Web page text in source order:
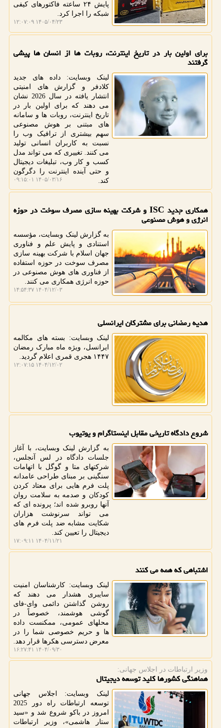
پایش ۲۴ ساعته فاکتورهای کیفی
شبکه را اجرا کرد.
۱۴۰۵/۰۴/۲۳ ۱۲:۰۷:۰۹
برای اولین بار در تاریخ اینترنت، روبات ها از انسان ها پیشی
گرفتند
لینک وبسایت: داده های جدید
کلادفر و گزارش های امنیتی
انتشار یافته در سال 2026 نشان
می دهند که برای اولین بار در
تاریخ اینترنت، روبات ها و سامانه
های مبتنی بر هوش مصنوعی
سهم بیشتری از ترافیک وب را
نسبت به کاربران انسانی تولید
می کنند. تغییری که می تواند مدل
کسب و کار وب، تبلیغات دیجیتال
و حتی آینده اینترنت را دگرگون
کند.
۱۴۰۵/۰۳/۱۶ ۰۹:۱۵:۰۱
همکاری جدید ISC و شرکت بهینه سازی مصرف سوخت در حوزه
انرژی و هوش مصنوعی
به گزارش لینک وبسایت، مؤسسه
استنادی و پایش علم و فناوری
جهان اسلام با شرکت بهینه سازی
مصرف سوخت در حوزه استفاده
از فناوری های هوش مصنوعی در
حوزه انرژی همکاری می کنند.
۱۴۰۴/۱۲/۰۳ ۱۴:۵۴:۳۷
هدیه رمضانی برای مشترکان ایرانسلی
لینک وبسایت: بسته های مکالمه
ایرانسل، ویژه ماه مبارک رمضان
۱۴۴۷ هجری قمری اعلام گردید.
۱۴۰۴/۱۲/۰۲ ۱۲:۰۷:۱۵
شروع دادگاه تاریخی مقابل اینستاگرام و یوتیوب
به گزارش لینک وبسایت، با آغاز
جلسات دادگاه در لس آنجلس،
شرکتهای متا و گوگل با اتهامات
سنگینی بر مبنای طراحی عامدانه
پلت فرم هایی برای معتاد کردن
کودکان و صدمه به سلامت روان
آنها روبرو شده اند؛ پرونده ای که
می تواند سرنوشت هزاران
شکایت مشابه ضد پلت فرم های
دیجیتال را تعیین کند.
۱۴۰۴/۱۱/۲۱ ۱۷:۰۹:۱۱
اشتباهی که همه می کنند
لینک وبسایت: کارشناسان امنیت
سایبری هشدار می دهند که
روشن گذاشتن دائمی وای-فای
گوشی هوشمند، خصوصاً در
محلهای عمومی، ممکنست داده
ها و حریم خصوصی شما را در
معرض دسترسی هکرها قرار دهد.
۱۴۰۴/۰۹/۳۰ ۱۶:۲۷:۴۱
وزیر ارتباطات در اجلاس جهانی:
هماهنگی کشورها کلید توسعه دیجیتال
لینک وبسایت: اجلاس جهانی
توسعه ارتباطات راه دور 2025
امروز در باکو شروع شد و «سید
ستار هاشمی»، وزیر ارتباطات